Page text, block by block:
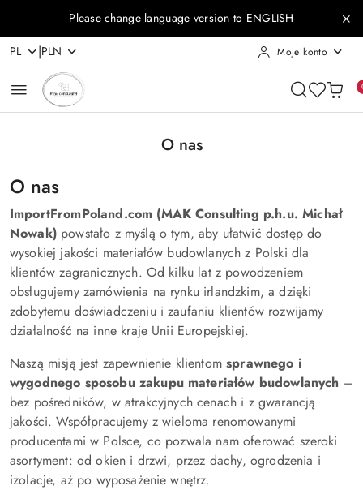
Przejdź do treści głównej
Przejdź do wyszukiwarki
Przejdź do moje konto
Przejdź do menu głównego
Przejdź do stopki
Please change language version to ENGLISH
PL |PLN Moje konto
O nas
O nas
ImportFromPoland.com (MAK Consulting p.h.u. Michał
Nowak)powstało z myślą o tym, aby ułatwić dostęp do
wysokiej jakości materiałów budowlanych z Polski dla
klientów zagranicznych. Od kilku lat z powodzeniem
obsługujemy zamówienia na rynku irlandzkim, a dzięki
zdobytemu doświadczeniu i zaufaniu klientów rozwijamy
działalność na inne kraje Unii Europejskiej.
Naszą misją jest zapewnienie klientomsprawnego i
wygodnego sposobu zakupu materiałów budowlanych –
bez pośredników, w atrakcyjnych cenach i z gwarancją
jakości. Współpracujemy z wieloma renomowanymi
producentami w Polsce, co pozwala nam oferować szeroki
asortyment: od okien i drzwi, przez dachy, ogrodzenia i
izolacje, aż po wyposażenie wnętrz.